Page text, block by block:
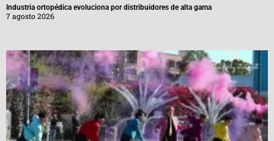
Industria ortopédica evoluciona por distribuidores de alta gama
7 agosto 2026